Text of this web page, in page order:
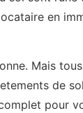
en
Mais
de
pour